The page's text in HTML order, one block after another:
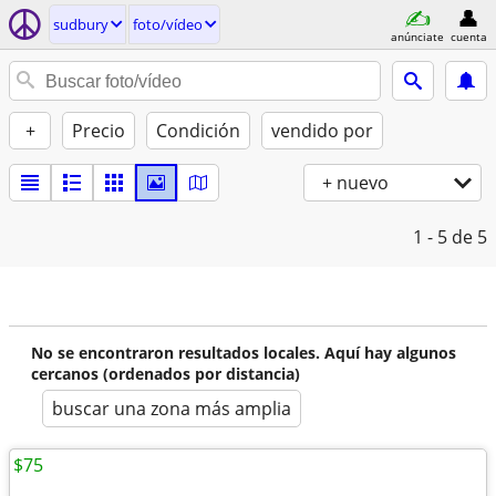
sudbury foto/vídeo
anúnciate cuenta
+ Precio Condición vendido por
+ nuevo
1 - 5 de 5
No se encontraron resultados locales. Aquí hay algunos
cercanos (ordenados por distancia)
buscar una zona más amplia
$75